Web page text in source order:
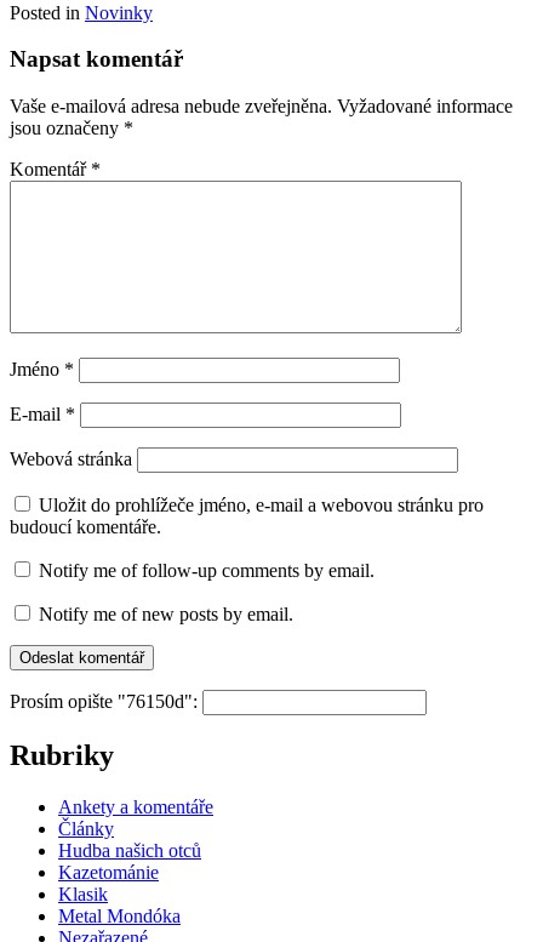
Posted in Novinky
Napsat komentář
Vaše e-mailová adresa nebude zveřejněna. Vyžadované informace
jsou označeny *
Komentář *
Jméno *
E-mail *
Webová stránka
Uložit do prohlížeče jméno, e-mail a webovou stránku pro
budoucí komentáře.
Notify me of follow-up comments by email.
Notify me of new posts by email.
Prosím opište "76150d":
Rubriky
Ankety a komentáře
Články
Hudba našich otců
Kazetománie
Klasik
Metal Mondóka
Nezařazené